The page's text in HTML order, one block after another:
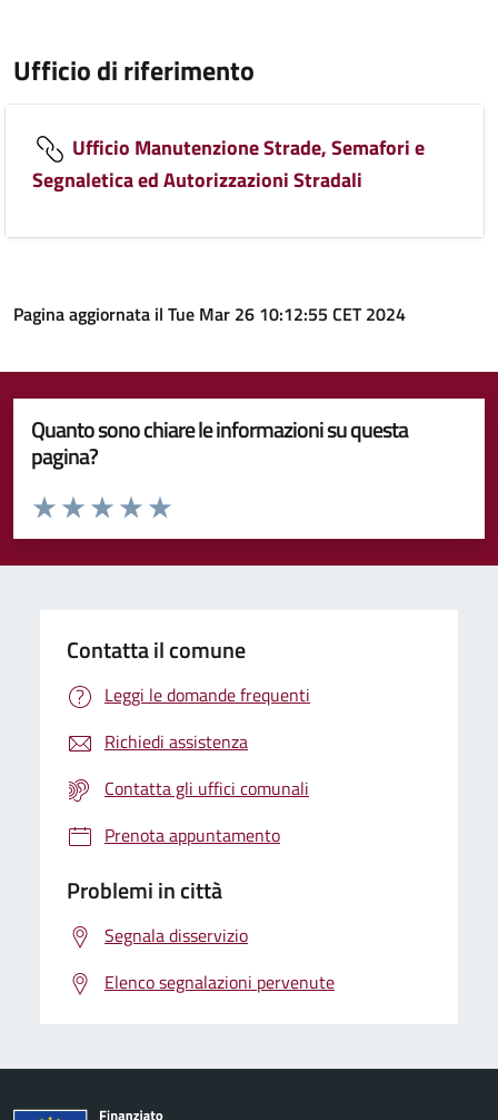
Ufficio di riferimento
Ufficio Manutenzione Strade, Semafori e
Segnaletica ed Autorizzazioni Stradali
Pagina aggiornata il Tue Mar 26 10:12:55 CET 2024
Quanto sono chiare le informazioni su questa
pagina?
Valuta da 1 a 5 stelle la pagina
Valuta 5 stelle su 5
Valuta 4 stelle su 5
Valuta 3 stelle su 5
Valuta 2 stelle su 5
Valuta 1 stelle su 5
Contatta il comune
Leggi le domande frequenti
Richiedi assistenza
Contatta gli uffici comunali
Prenota appuntamento
Problemi in città
Segnala disservizio
Elenco segnalazioni pervenute